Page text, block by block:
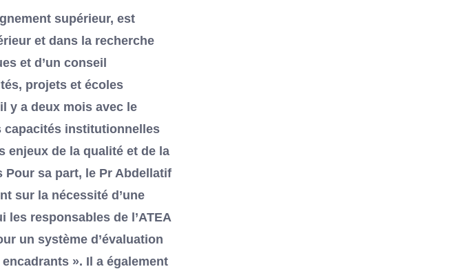
supérieur, est
et dans la recherche
et d’un conseil
projets et écoles
y a deux mois avec le
capacités institutionnelles
enjeux de la qualité et de la
sa part, le Pr Abdellatif
sur la nécessité d’une
responsables de l’ATEA
un système d’évaluation
». Il a également